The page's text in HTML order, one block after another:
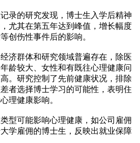
录的研究发现，博士生入学后精神
尤其在第五年达到峰值，增长幅度
创伤性事件后的影响。
济群体和研究领域普遍存在，除医
龄较大、女性和有既往心理健康问
。研究控制了先前健康状况，排除
者选择博士学习的可能性，表明住
理健康影响。
型可能影响心理健康，如公司雇佣
学雇佣的博士生，反映出就业保障